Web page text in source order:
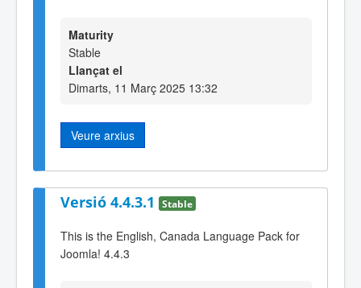
Maturity
Stable
Llançat el
Dimarts, 11 Març 2025 13:32
Veure arxius
Versió 4.4.3.1 Stable
This is the English, Canada Language Pack for
Joomla! 4.4.3